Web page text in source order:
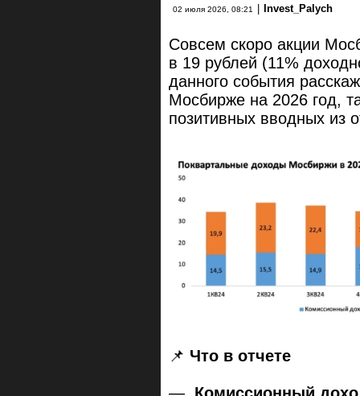
02 июля 2026, 08:21 Invest_Palych
Совсем скоро акции
в 19 рублей (11%
данного события
Мосбирже на 2026 год,
позитивных вводных из
📌 Что в отчете